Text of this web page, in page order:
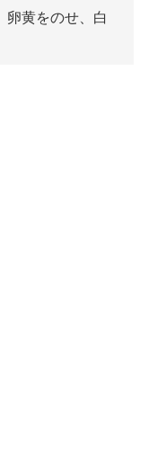
卵黄をのせ、白